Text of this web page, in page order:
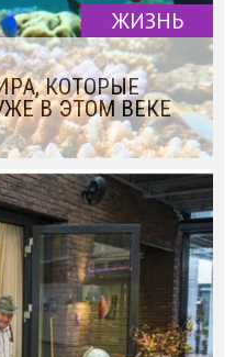
ЖИЗНЬ
КОТОРЫЕ
В ЭТОМ ВЕКЕ